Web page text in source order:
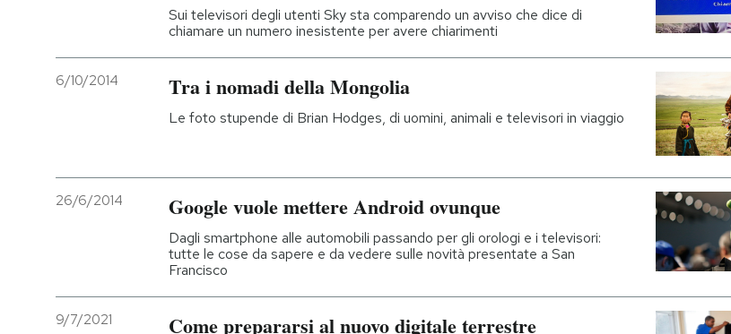
Sui televisori degli utenti Sky sta comparendo un avviso che dice di
chiamare un numero inesistente per avere chiarimenti
6/10/2014 Tra i nomadi della Mongolia
Le foto stupende di Brian Hodges, di uomini, animali e televisori in viaggio
26/6/2014 Google vuole mettere Android ovunque
Dagli smartphone alle automobili passando per gli orologi e i televisori:
tutte le cose da sapere e da vedere sulle novità presentate a San
Francisco
9/7/2021 Come prepararsi al nuovo digitale terrestre